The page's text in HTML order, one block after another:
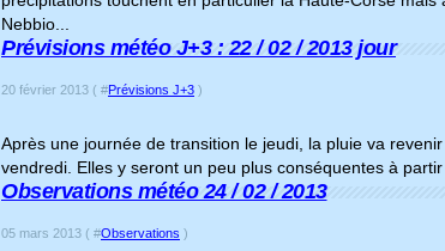
Nebbio...
Prévisions météo J+3 : 22 / 02 / 2013 jour
20 février 2013 ( #Prévisions J+3 )
Après une journée de transition le jeudi, la pluie va
vendredi. Elles y seront un peu plus conséquentes à
Observations météo 24 / 02 / 2013
05 mars 2013 ( #Observations )